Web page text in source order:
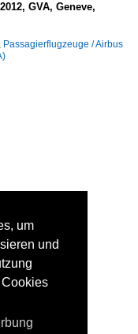
GVA, Geneve,
, Passagierflugzeuge / Airbus
um
und